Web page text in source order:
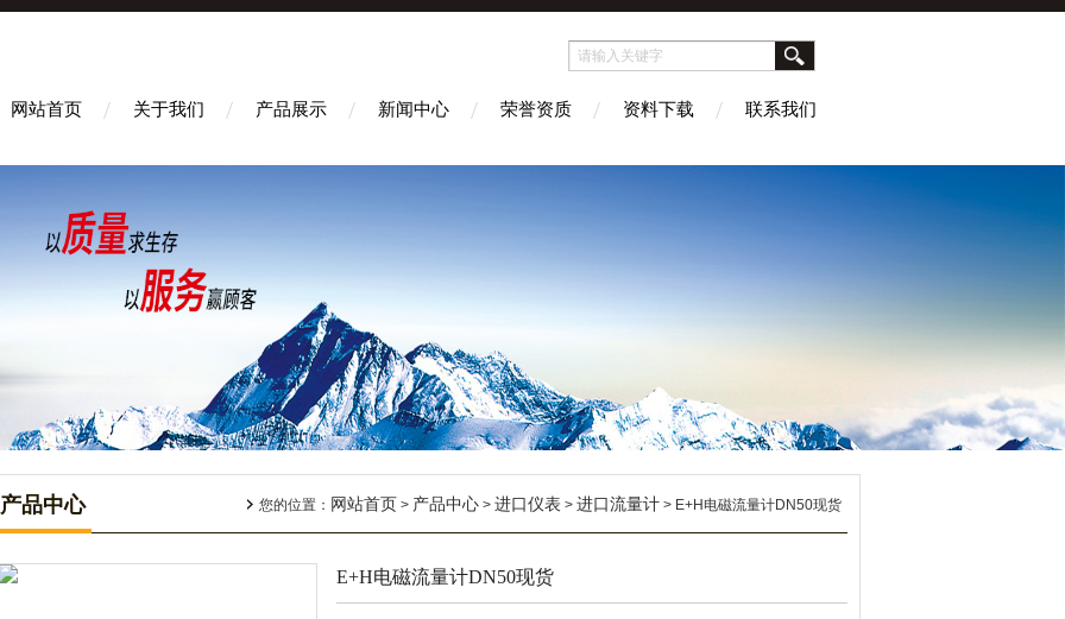
网站首页 关于我们 产品展示 新闻中心 荣誉资质 资料下载 联系我们
产品中心 您的位置： 网站首页 > 产品中心 > 进口仪表 > 进口流量计 > E+H电磁流量计DN50现货
E+H电磁流量计DN50现货